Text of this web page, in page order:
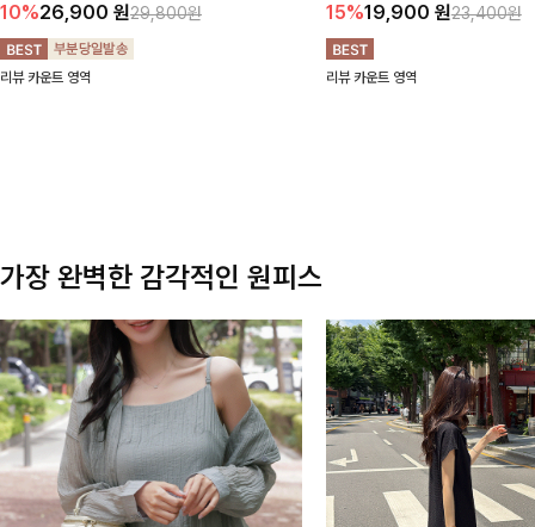
디한 무드로 연출
10%26,900 원29,800원
리뷰 카운트 영역
높게 즐겨지는 아이템!
15%19,900 원23,400원
리뷰 카운트 영역
가장 완벽한 감각적인 원피스